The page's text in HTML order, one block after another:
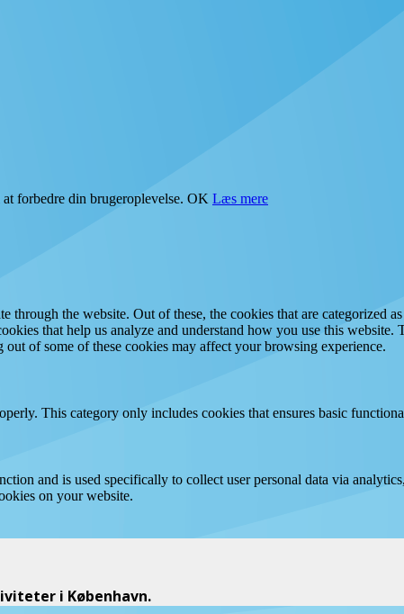
forbedre din brugeroplevelse. OK Læs mere
the website. Out of these, the cookies that are categorized
that help us analyze and understand how you use this
of some of these cookies may affect your browsing experience.
This category only includes cookies that ensures basic
and is used specifically to collect user personal data via
on your website.
i København.